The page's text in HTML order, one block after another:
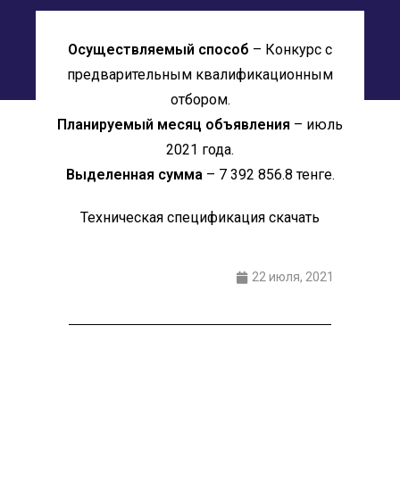
Осуществляемый способ – Конкурс с
предварительным квалификационным
отбором.
Планируемый месяц объявления – июль
2021 года.
Выделенная сумма– 7 392 856.8 тенге.
Техническая спецификация скачать
22 июля, 2021